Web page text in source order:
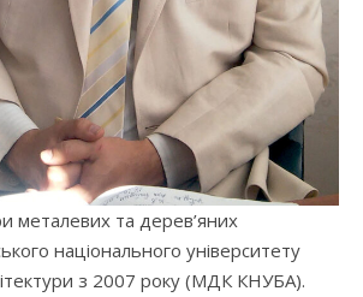
металевих та дерев’яних
національного університету
з 2007 року (МДК КНУБА).